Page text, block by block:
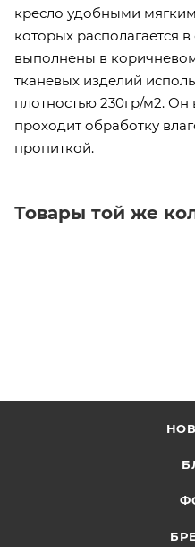
кресло удобными
которых располагается
выполнены в
тканевых изделий
плотностью 230гр/м2.
проходит обработку
пропиткой.
Товары той же